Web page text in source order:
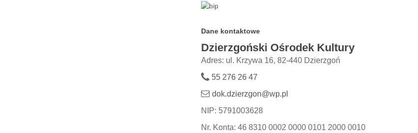
Dane kontaktowe
Dzierzgoński Ośrodek Kultury
Adres: ul. Krzywa 16, 82-440 Dzierzgoń
55 276 26 47
dok.dzierzgon@wp.pl
NIP: 5791003628
Nr. Konta: 46 8310 0002 0000 0101 2000 0010